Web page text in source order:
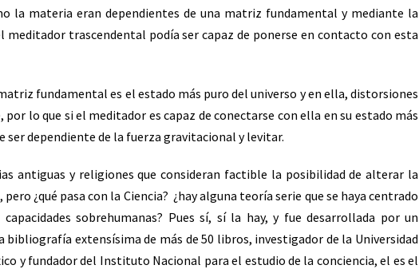
la materia eran dependientes de una matriz fundamental y mediante la
meditador trascendental podía ser capaz de ponerse en contacto con esta
fundamental es el estado más puro del universo y en ella, distorsiones
por lo que si el meditador es capaz de conectarse con ella en su estado más
ser dependiente de la fuerza gravitacional y levitar.
antiguas y religiones que consideran factible la posibilidad de alterar la
¿qué pasa con la Ciencia? ¿hay alguna teoría serie que se haya centrado
sobrehumanas? Pues sí, sí la hay, y fue desarrollada por un
bibliografía extensísima de más de 50 libros, investigador de la Universidad
y fundador del Instituto Nacional para el estudio de la conciencia, el es el